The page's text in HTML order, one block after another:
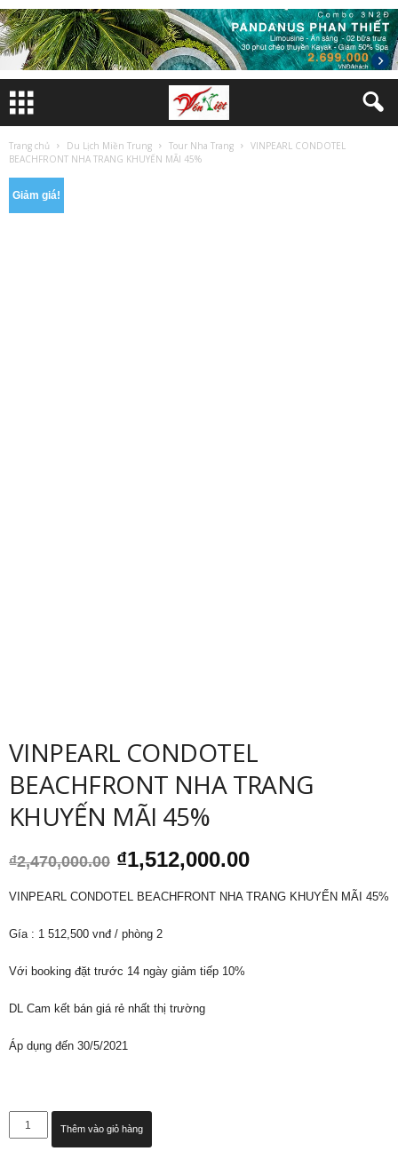
Trang chủ Du Lịch Miền Trung Tour Nha Trang
VINPEARL CONDOTEL
BEACHFRONT NHA TRANG KHUYẾN MÃI 45%
Giảm giá!
VINPEARL CONDOTEL
BEACHFRONT NHA TRANG
KHUYẾN MÃI 45%
₫2,470,000.00 Giá
gốc
là:
₫1,512,000.00Giá
tại
VINPEARL CONDOTEL BEACHFRONT NHA TRANG KHUYẾN MÃI 45%
Gía : 1 512,500 vnđ / phòng 2
Với booking đặt trước 14 ngày giảm tiếp 10%
DL Cam kết bán giá rẻ nhất thị trường
Áp dụng đến 30/5/2021
VINPEARL
CONDOTEL
Thêm vào giỏ hàng